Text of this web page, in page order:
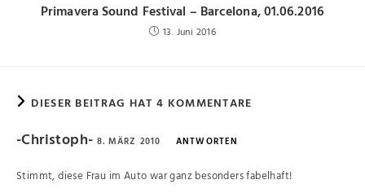
Primavera Sound Festival – Barcelona, 01.06.2016
13. Juni 2016
DIESER BEITRAG HAT 4 KOMMENTARE
-Christoph- 8. MÄRZ 2010 ANTWORTEN
Stimmt, diese Frau im Auto war ganz besonders fabelhaft!